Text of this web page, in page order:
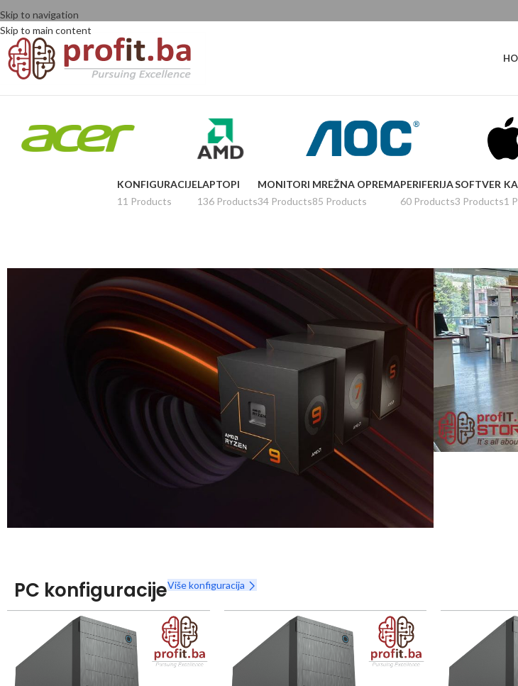
Skip to navigation
Skip to main content
KONFIGURACIJE
11 Products
LAPTOPI
136 Products
MONITORI
34 Products
MREŽNA OPREMA
85 Products
PERIFERIJA
60 Products
SOFTVER
3 Products1
Nova Ryzen 7000 serija
PC konfiguracijeViše konfiguracija